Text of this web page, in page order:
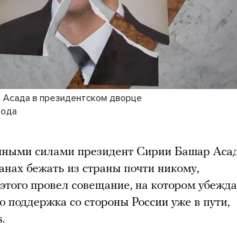
в президентском дворце
силами президент Сирии Башар
бежать из страны почти никому,
провел совещание, на котором
поддержка со стороны России уже в пути,